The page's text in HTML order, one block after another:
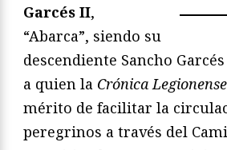
Garcés II,
“Abarca”, siendo su
descendiente Sancho
a quien la Crónica Legionense
mérito de facilitar la
peregrinos a través del